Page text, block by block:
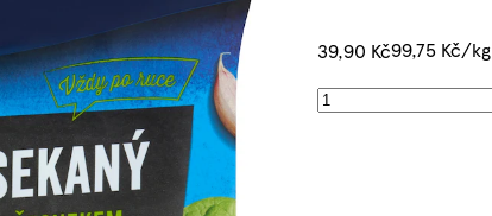
39,90 Kč99,75 Kč/kg